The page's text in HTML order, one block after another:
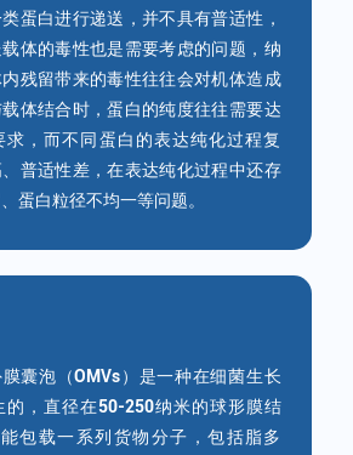
蛋白进行递送，并不具有普适性，
体的毒性也是需要考虑的问题，纳
残留带来的毒性往往会对机体造成
体结合时，蛋白的纯度往往需要达
求，而不同蛋白的表达纯化过程复
普适性差，在表达纯化过程中还存
蛋白粒径不均一等问题。
囊泡（OMVs）是一种在细菌生长
的，直径在50-250纳米的球形膜结
包载一系列货物分子，包括脂多